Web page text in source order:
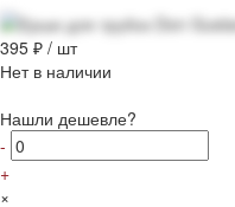
395 ₽ / шт
Нет в наличии
Нашли дешевле?
-
+
×